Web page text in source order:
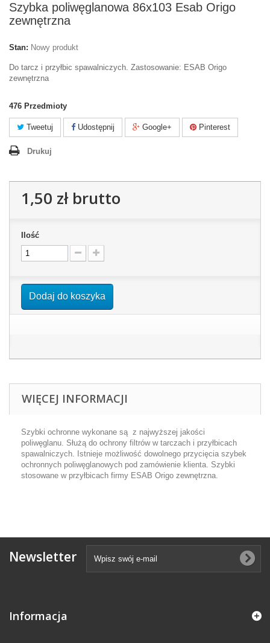
Szybka poliwęglanowa 86x103 Esab Origo
zewnętrzna
Stan: Nowy produkt
Do tarcz i przyłbic spawalniczych. Zastosowanie: ESAB Origo
zewnętrzna
476 Przedmioty
Tweetuj Udostępnij Google+ Pinterest
Drukuj
1,50 złbrutto
Ilość
Dodaj do koszyka
WIĘCEJ INFORMACJI
Szybki ochronne wykonane są z najwyższej jakości
poliwęglanu. Służą do ochrony filtrów w tarczach i przyłbicach
spawalniczych. Istnieje możliwość dowolnego przycięcia szybek
ochronnych poliwęglanowych pod zamówienie klienta. Szybki
stosowane w przyłbicach firmy ESAB Origo zewnętrzna.
Newsletter
Informacja